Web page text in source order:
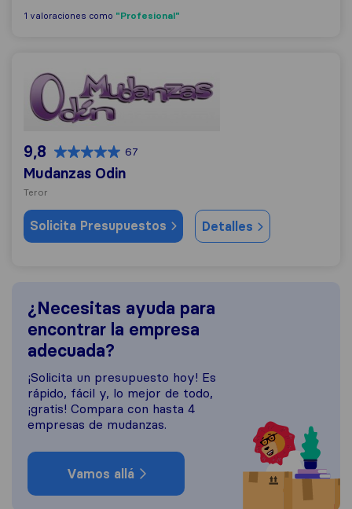
1 valoraciones como "Profesional"
Mudanzas Odin
9,8 67
Mudanzas Odin
Teror
Solicita Presupuestos Detalles
¿Necesitas ayuda para
encontrar la empresa
adecuada?
¡Solicita un presupuesto hoy! Es
rápido, fácil y, lo mejor de todo,
¡gratis! Compara con hasta 4
empresas de mudanzas.
Vamos allá